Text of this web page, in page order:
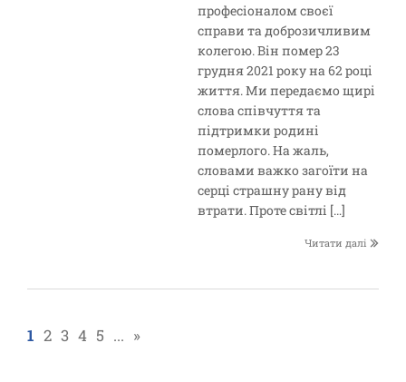
професіоналом своєї
справи та доброзичливим
колегою. Він помер 23
грудня 2021 року на 62 році
життя. Ми передаємо щирі
слова співчуття та
підтримки родині
померлого. На жаль,
словами важко загоїти на
серці страшну рану від
втрати. Проте світлі […]
Читати далі
1 2 3 4 5 ... »